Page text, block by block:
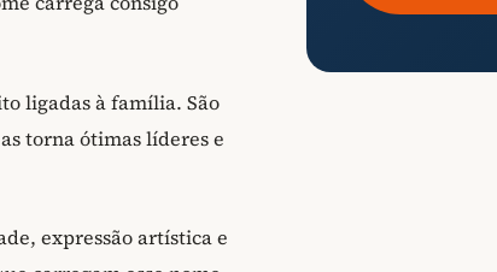
ligadas à família. São
torna ótimas líderes e
expressão artística e